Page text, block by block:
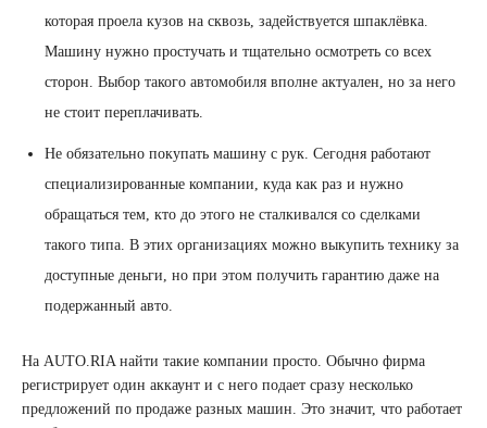
которая проела кузов на сквозь, задействуется шпаклёвка.
Машину нужно простучать и тщательно осмотреть со всех
сторон. Выбор такого автомобиля вполне актуален, но за него
не стоит переплачивать.
Не обязательно покупать машину с рук. Сегодня работают
специализированные компании, куда как раз и нужно
обращаться тем, кто до этого не сталкивался со сделками
такого типа. В этих организациях можно выкупить технику за
доступные деньги, но при этом получить гарантию даже на
подержанный авто.
На AUTO.RIA найти такие компании просто. Обычно фирма
регистрирует один аккаунт и с него подает сразу несколько
предложений по продаже разных машин. Это значит, что работает